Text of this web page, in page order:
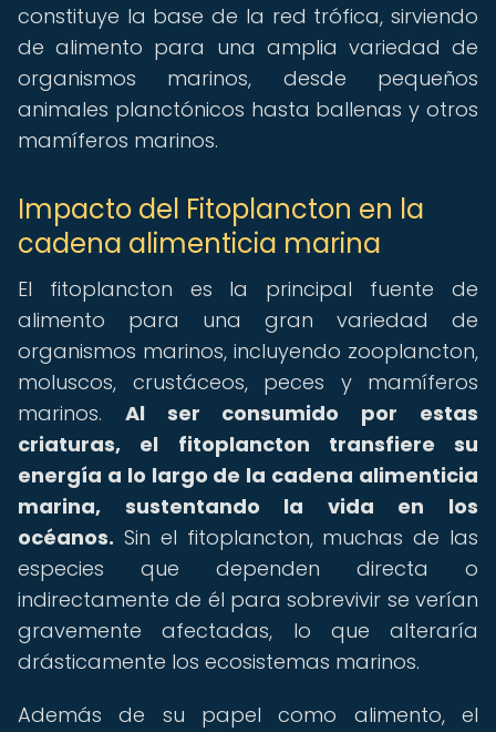
constituye la base de la red trófica, sirviendo
de alimento para una amplia variedad de
organismos marinos, desde pequeños
animales planctónicos hasta ballenas y otros
mamíferos marinos.
Impacto del Fitoplancton en la
cadena alimenticia marina
El fitoplancton es la principal fuente de
alimento para una gran variedad de
organismos marinos, incluyendo zooplancton,
moluscos, crustáceos, peces y mamíferos
marinos. Al ser consumido por estas
criaturas, el fitoplancton transfiere su
energía a lo largo de la cadena alimenticia
marina, sustentando la vida en los
océanos. Sin el fitoplancton, muchas de las
especies que dependen directa o
indirectamente de él para sobrevivir se verían
gravemente afectadas, lo que alteraría
drásticamente los ecosistemas marinos.
Además de su papel como alimento, el